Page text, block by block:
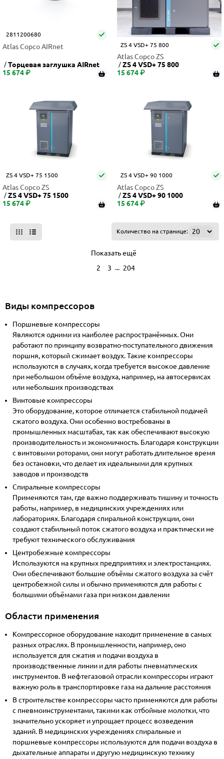
2811200680
Atlas Copco AIRnet
Торцевая заглушка AIRnet
15 674 ₽
ZS 4 VSD+ 75 800
Atlas Copco ZS
ZS 4 VSD+ 75 800
15 674 ₽
ZS 4 VSD+ 75 1500
Atlas Copco ZS
ZS 4 VSD+ 75 1500
15 674 ₽
ZS 4 VSD+ 90 1000
Atlas Copco ZS
ZS 4 VSD+ 90 1000
15 674 ₽
Показать ещё
2 3 ... 204
Количество на странице:
Виды компрессоров
Поршневые компрессоры
Являются одними из наиболее распространённых. Они
работают по принципу возвратно-поступательного движения
поршня, который сжимает воздух. Такие компрессоры
используются в случаях, когда требуется высокое давление
при небольшом объёме воздуха, например, на автосервисах
или небольших производствах
Винтовые компрессоры
Это оборудование, которое отличается стабильной подачей
сжатого воздуха. Они особенно востребованы в
промышленных масштабах, так как обеспечивают высокую
производительность и экономичность. Благодаря конструкции
с винтовыми роторами, они могут работать длительное время
без остановки, что делает их идеальными для крупных
заводов и производств
Спиральные компрессоры
Применяются там, где важно поддерживать тишину и точность
работы, например, в медицинских учреждениях или
лабораториях. Благодаря спиральной конструкции, они
создают стабильный поток сжатого воздуха и практически не
требуют технического обслуживания
Центробежные компрессоры
Используются на крупных предприятиях и электростанциях.
Они обеспечивают большие объёмы сжатого воздуха за счёт
центробежной силы и обычно применяются для работы с
большими объёмами газа при низком давлении
Области применения
Компрессорное оборудование находит применение в самых
разных отраслях. В промышленности, например, оно
используется для сжатия и подачи воздуха в
производственные линии и для работы пневматических
инструментов. В нефтегазовой отрасли компрессоры играют
важную роль в транспортировке газа на дальние расстояния
В строительстве компрессоры часто применяются для работы
с пневмоинструментами, такими как отбойные молотки, что
значительно ускоряет и упрощает процесс возведения
зданий. В медицинских учреждениях спиральные и
поршневые компрессоры используются для подачи воздуха в
дыхательные аппараты и другую медицинскую технику